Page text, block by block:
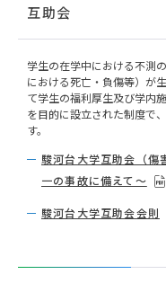
互助会
学生の在学中における不測
における死亡・負傷等）が
て学生の福利厚生及び学内
を目的に設立された制度で
す。
駿河台大学互助会（
一の事故に備えて～
駿河台大学互助会会則